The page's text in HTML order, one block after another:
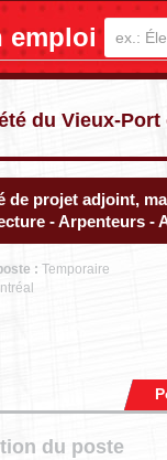
emploi
du Vieux-Port
de projet adjoint,
- Arpenteurs -
: Temporaire
du poste